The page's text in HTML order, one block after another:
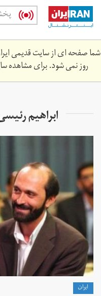
Skip
main
content
شما صفحه ای از سایت قدیمی
روز نمی شود. برای مشاهده
ابراهیم
ايران